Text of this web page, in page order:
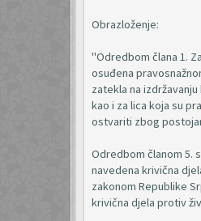
Obrazloženje:
"Odredbom člana 1.
osuđena
zatekla na
kao i za lica koja su
ostvariti zbog
Odredbom članom 5.
navedena krivična
zakonom Republike
krivična djela protiv